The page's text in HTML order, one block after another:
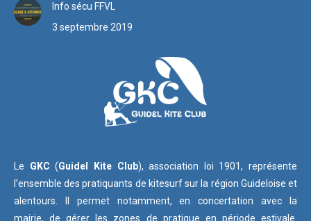
Info sécu FFVL
3 septembre 2019
Le GKC (Guidel Kite Club), association loi 1901, représente
l’ensemble des pratiquants de kitesurf sur la région Guideloise et
alentours. Il permet notamment, en concertation avec la
mairie, de gérer les zones de pratique en période estivale.